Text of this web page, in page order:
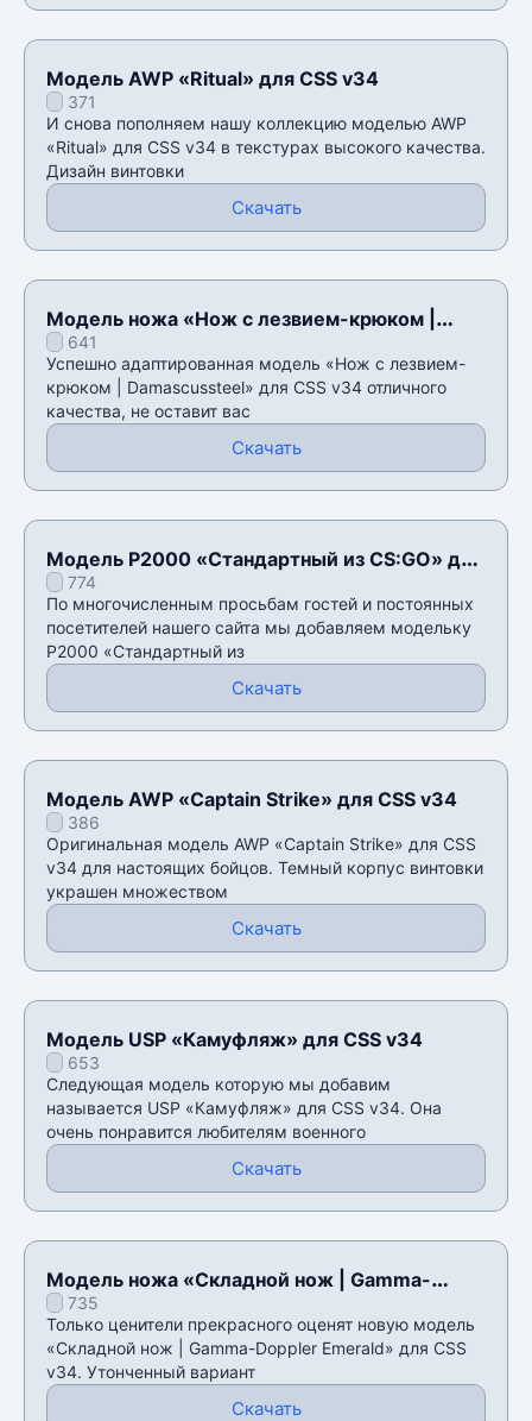
Модель AWP «Ritual» для CSS v34
371
И снова пополняем нашу коллекцию моделью AWP
«Ritual» для CSS v34 в текстурах высокого качества.
Дизайн винтовки
Скачать
Модель ножа «Нож с лезвием-крюком |
Damascussteel» для CSS v34
641
Успешно адаптированная модель «Нож с лезвием-
крюком | Damascussteel» для CSS v34 отличного
качества, не оставит вас
Скачать
Модель P2000 «Стандартный из CS:GO» для
CSS v34
774
По многочисленным просьбам гостей и постоянных
посетителей нашего сайта мы добавляем модельку
P2000 «Стандартный из
Скачать
Модель AWP «Captain Strike» для CSS v34
386
Оригинальная модель AWP «Captain Strike» для CSS
v34 для настоящих бойцов. Темный корпус винтовки
украшен множеством
Скачать
Модель USP «Камуфляж» для CSS v34
653
Следующая модель которую мы добавим
называется USP «Камуфляж» для CSS v34. Она
очень понравится любителям военного
Скачать
Модель ножа «Складной нож | Gamma-
Doppler Emerald» для CSS v34
735
Только ценители прекрасного оценят новую модель
«Складной нож | Gamma-Doppler Emerald» для CSS
v34. Утонченный вариант
Скачать